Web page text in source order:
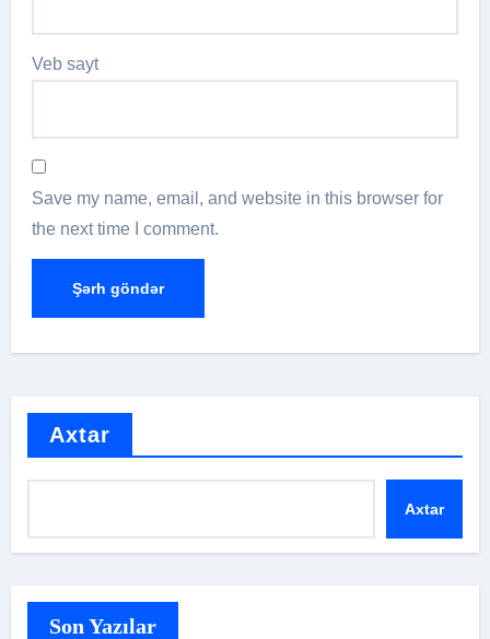
Veb sayt
Save my name, email, and website in this browser for
the next time I comment.
Axtar
Axtar
Son Yazılar